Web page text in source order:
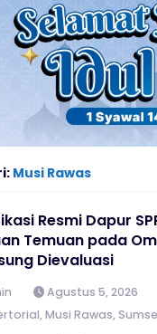
Musi Rawas
Resmi Dapur
Temuan pada
Dievaluasi
Agustus 5, 2026
, Musi Rawas,